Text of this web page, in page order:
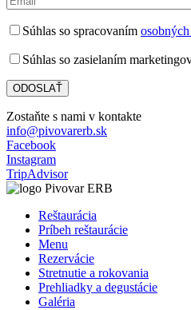
Súhlas so spracovaním
Súhlas so zasielaním
Zostaňte s nami v kontakte
info@pivovarerb.sk
Facebook
Instagram
TripAdvisor
Reštaurácia
Príbeh reštaurácie
Menu
Rezervácie
Stretnutie a rokovania
Prehliadky a degustácie
Galéria